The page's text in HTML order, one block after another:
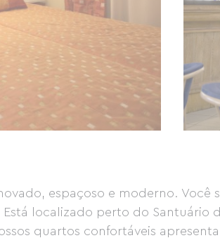
espaçoso e moderno. Você
localizado perto do Santuário
quartos confortáveis